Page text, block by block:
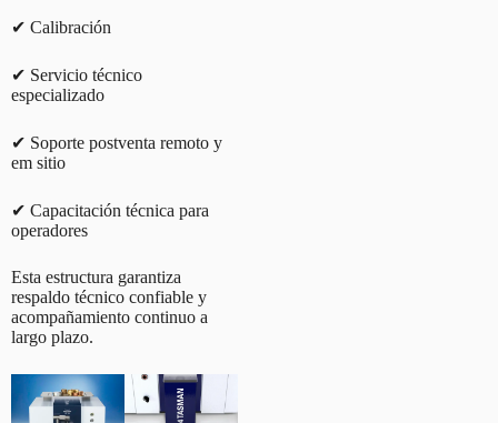
✔ Calibración
✔ Servicio técnico
especializado
✔ Soporte postventa remoto y
em sitio
✔ Capacitación técnica para
operadores
Esta estructura garantiza
respaldo técnico confiable y
acompañamiento continuo a
largo plazo.